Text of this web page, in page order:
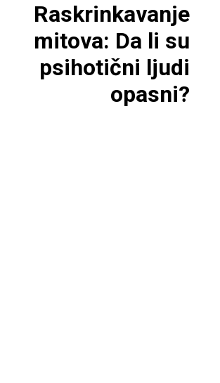
Raskrinkavanje
mitova: Da li su
psihotični ljudi
opasni?